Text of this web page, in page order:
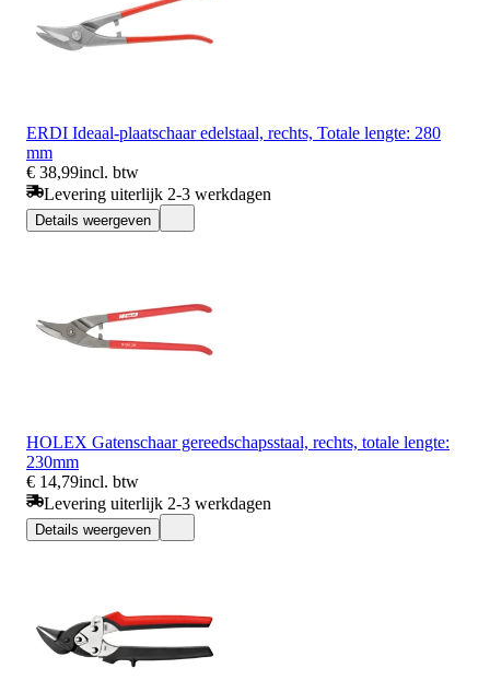
ERDI Ideaal-plaatschaar edelstaal, rechts, Totale lengte: 280
mm
€ 38,99incl. btw
Levering uiterlijk 2-3 werkdagen
Details weergeven
HOLEX Gatenschaar gereedschapsstaal, rechts, totale lengte:
230mm
€ 14,79incl. btw
Levering uiterlijk 2-3 werkdagen
Details weergeven